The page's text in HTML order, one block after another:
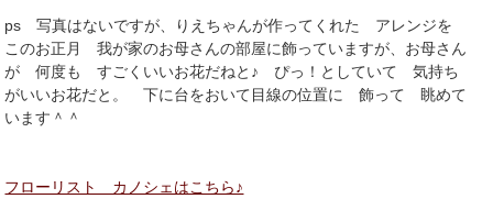
ps 写真はないですが、りえちゃんが作ってくれた アレンジを
このお正月 我が家のお母さんの部屋に飾っていますが、お母さん
が 何度も すごくいいお花だねと♪ ぴっ！としていて 気持ち
がいいお花だと。 下に台をおいて目線の位置に 飾って 眺めて
います＾＾
フローリスト カノシェはこちら♪